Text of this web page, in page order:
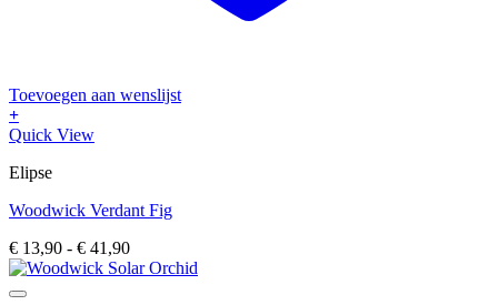
Toevoegen aan wenslijst
+
Dit
heeft
variaties.
optie
kan
gekozen
Quick View
Elipse
Woodwick Verdant Fig
€ 13,90 - € 41,90Prijsklasse:
€ 13,90